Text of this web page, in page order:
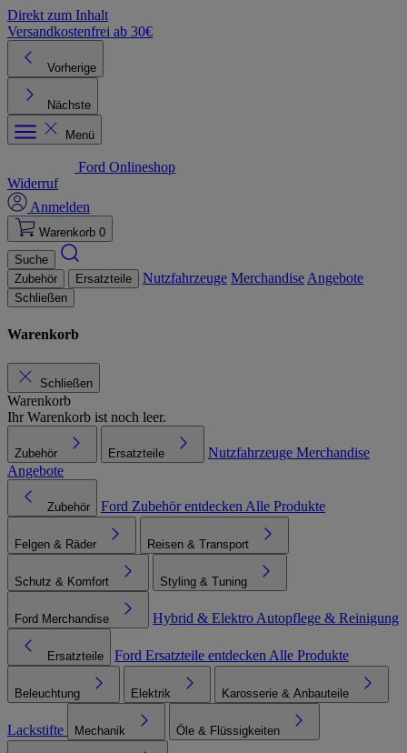
Direkt zum Inhalt
Versandkostenfrei ab 30€
Vorherige
Nächste
Menü
Ford Onlineshop
Widerruf
Anmelden
Warenkorb 0
Suche
Zubehör
Ersatzteile Nutzfahrzeuge Merchandise Angebote
Schließen
Warenkorb
Schließen
Warenkorb
Ihr Warenkorb ist noch leer.
Zubehör Ersatzteile Nutzfahrzeuge Merchandise
Angebote
Zubehör Ford Zubehör entdecken Alle Produkte
Felgen & Räder Reisen & Transport
Schutz & Komfort Styling & Tuning
Ford Merchandise Hybrid & Elektro Autopflege & Reinigung
Ersatzteile Ford Ersatzteile entdecken Alle Produkte
Beleuchtung Elektrik Karosserie & Anbauteile
Lackstifte Mechanik Öle & Flüssigkeiten